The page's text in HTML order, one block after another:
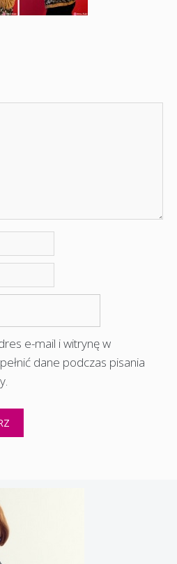
e-mail i witrynę w
dane podczas pisania